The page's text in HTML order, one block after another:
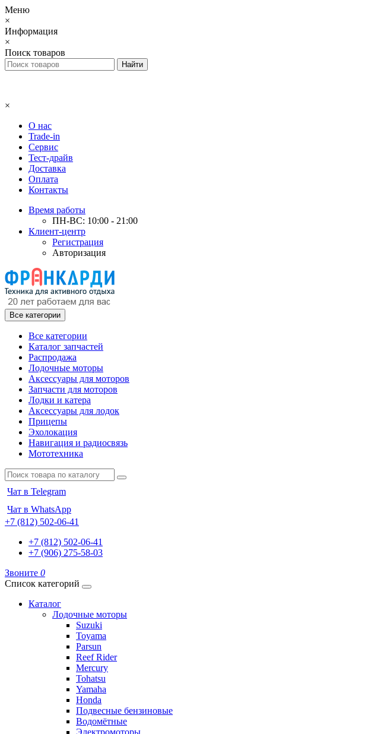
Меню
×
Информация
×
Поиск товаров
×
О нас
Trade-in
Сервис
Тест-драйв
Доставка
Оплата
Контакты
Время работы
ПН-ВС: 10:00 - 21:00
Клиент-центр
Регистрация
Авторизация
Все категории
Все категории
Каталог запчастей
Распродажа
Лодочные моторы
Аксессуары для моторов
Запчасти для моторов
Лодки и катера
Аксессуары для лодок
Прицепы
Эхолокация
Навигация и радиосвязь
Мототехника
Чат в Telegram
Чат в WhatsApp
+7 (812) 502-06-41
+7 (812) 502-06-41
+7 (906) 275-58-03
Звоните 0
Список категорий
Каталог
Лодочные моторы
Suzuki
Toyama
Parsun
Reef Rider
Mercury
Tohatsu
Yamaha
Honda
Подвесные бензиновые
Водомётные
Электромоторы